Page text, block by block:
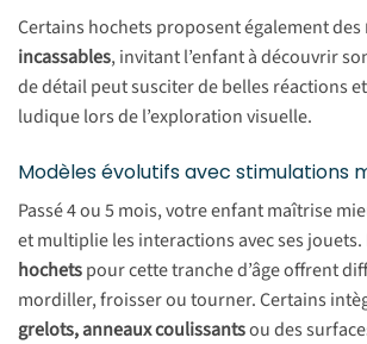
Certains hochets proposent également des
incassables, invitant l’enfant à découvrir
de détail peut susciter de belles réactions
ludique lors de l’exploration visuelle.
Modèles évolutifs avec stimulations
Passé 4 ou 5 mois, votre enfant maîtrise
et multiplie les interactions avec ses jouets.
hochetspour cette tranche d’âge offrent
mordiller, froisser ou tourner. Certains
grelots, anneaux coulissantsou des